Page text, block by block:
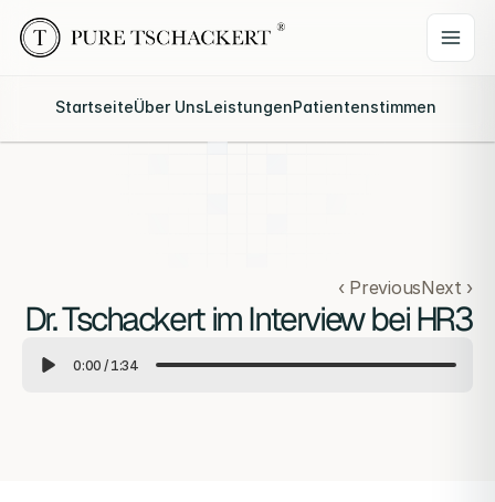
StartseiteÜber UnsLeistungenPatientenstimmen
‹ PreviousNext ›
Dr. Tschackert im Interview bei HR3
0:00 / 1:34